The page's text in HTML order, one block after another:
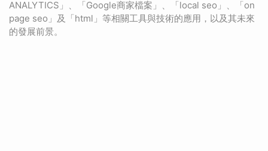
ANALYTICS」、「Google商家檔案」、「local seo」、「on
page seo」及「html」等相關工具與技術的應用，以及其未來
的發展前景。